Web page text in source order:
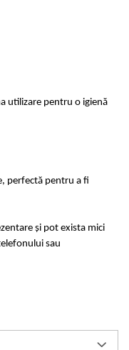
utilizare pentru o igienă
perfectă pentru a fi
și pot exista mici
sau